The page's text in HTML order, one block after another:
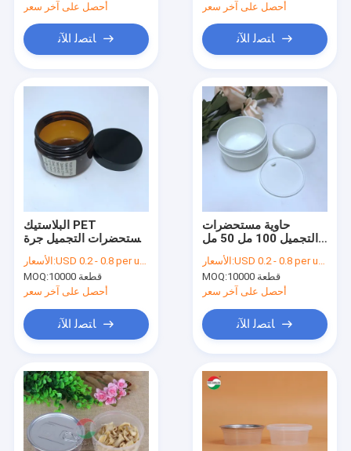
المنتجات
حول بنا
أحصل على آخر سعر
ﺎﺘﺼﻟ ﺍﻶﻧ
أحصل على آخر سعر
ﺎﺘﺼﻟ ﺍﻶﻧ
البلاستيك PET
مستحضرات التجميل جرة
كريم على شكل جولة
يمكن تخصيص اللون
والشعار
الأسعار:USD 0.2 - 0.8 per unit
MOQ:
10000 قطعة
أحصل على آخر سعر
ﺎﺘﺼﻟ ﺍﻶﻧ
حاوية مستحضرات
التجميل 100 مل 50 مل
جرة كريم بلاستيكية بيضاء
PP مع حافة فضية
الأسعار:USD 0.2 - 0.8 per unit
MOQ:
10000 قطعة
أحصل على آخر سعر
ﺎﺘﺼﻟ ﺍﻶﻧ